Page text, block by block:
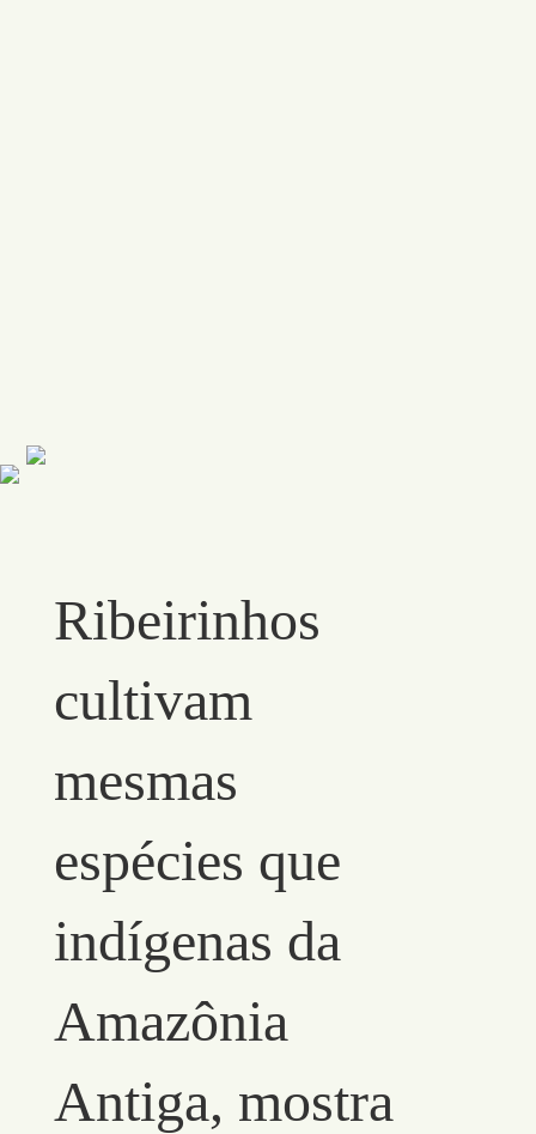
Ribeirinhos
cultivam
mesmas
espécies que
indígenas da
Amazônia
Antiga, mostra